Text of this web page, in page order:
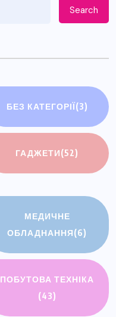
Search
БЕЗ КАТЕГОРІЇ(3)
ГАДЖЕТИ(52)
МЕДИЧНЕ
ОБЛАДНАННЯ(6)
ПОБУТОВА ТЕХНІКА
(43)